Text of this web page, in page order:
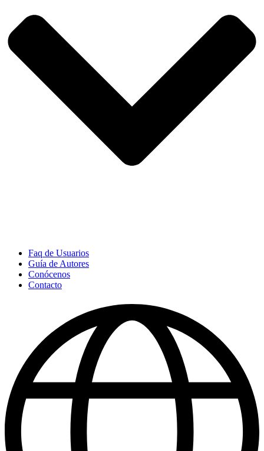
Faq de Usuarios
Guía de Autores
Conócenos
Contacto